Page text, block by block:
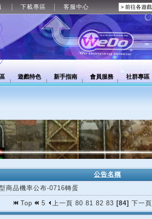
下載專區 客服中心
遊戲特色 新手指南 會員服務 社群專區
公告名稱
商品機率公布-0716轉蛋
Top 5 上一頁 80 81 82 83 [84] 下一頁